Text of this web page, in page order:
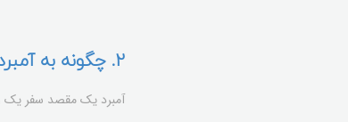
2. چگونه به آمبرد برویم؟
آمبرد یک مقصد سفر یک روزه عالی